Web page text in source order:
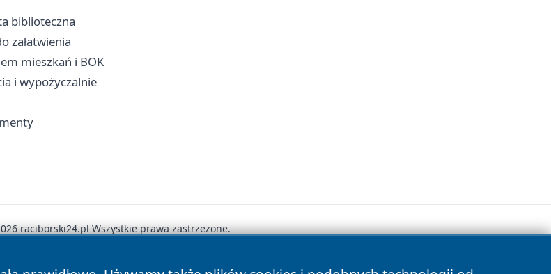
biblioteczna
załatwienia
mieszkań i BOK
i wypożyczalnie
raciborski24.pl Wszystkie prawa zastrzeżone.